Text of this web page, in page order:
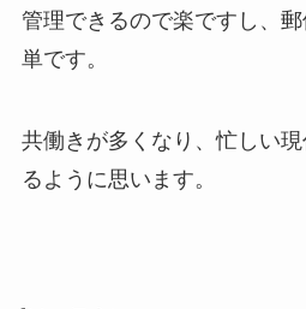
管理できるので楽ですし、
単です。
共働きが多くなり、忙しい
るように思います。